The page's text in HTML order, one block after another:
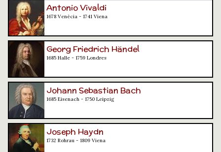
Antonio Vivaldi
1678 Venècia - 1741 Viena
Georg Friedrich Händel
1685 Halle - 1759 Londres
Johann Sebastian Bach
1685 Eisenach - 1750 Leipzig
Joseph Haydn
1732 Rohrau - 1809 Viena